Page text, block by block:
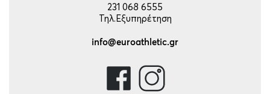
231 068 6555
Τηλ.Εξυπηρέτηση
info@euroathletic.gr